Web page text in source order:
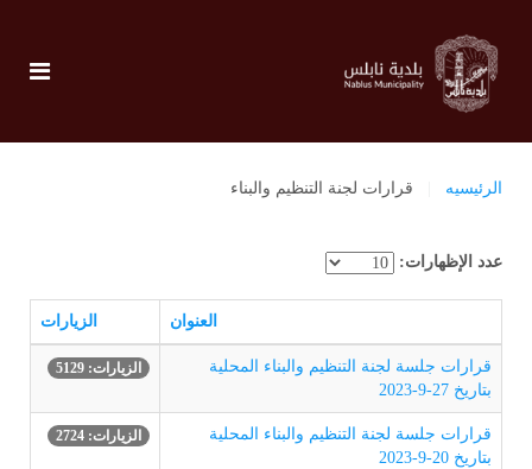
الرئيسيه قرارات لجنة التنظيم والبناء
عدد الإظهارات:
العنوان الزيارات
قرارات جلسة لجنة التنظيم والبناء المحلية
بتاريخ 27-9-2023
الزيارات: 5129
قرارات جلسة لجنة التنظيم والبناء المحلية
بتاريخ 20-9-2023
الزيارات: 2724